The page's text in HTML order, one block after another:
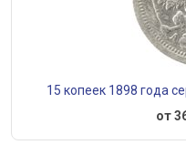
15 копеек 1898 года
от